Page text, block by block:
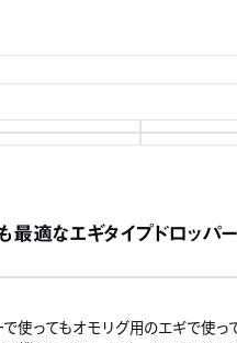
最適なエギタイプドロッパー
使ってもオモリグ用のエギで使っ